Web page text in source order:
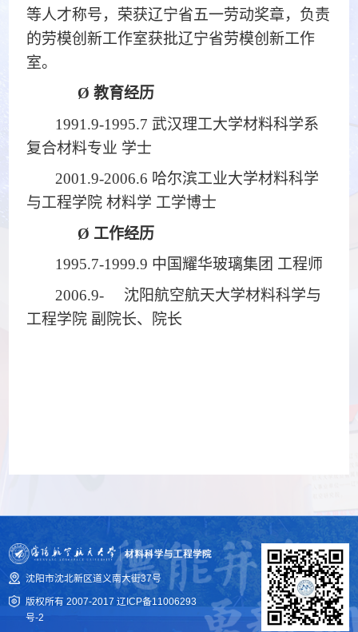
等人才称号，荣获辽宁省五一劳动奖章，负责
的劳模创新工作室获批辽宁省劳模创新工作
室。
Ø教育经历
1991.9-1995.7 武汉理工大学材料科学系
复合材料专业 学士
2001.9-2006.6 哈尔滨工业大学材料科学
与工程学院 材料学 工学博士
Ø 工作经历
1995.7-1999.9 中国耀华玻璃集团 工程师
2006.9- 沈阳航空航天大学材料科学与
工程学院 副院长、院长
沈阳市沈北新区道义南大街37号
版权所有 2007-2017 辽ICP备11006293
号-2